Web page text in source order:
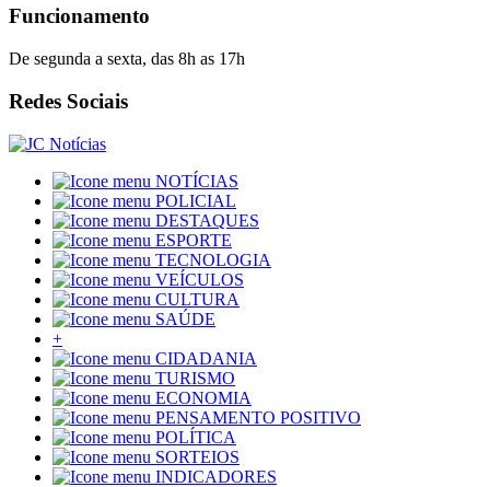
Funcionamento
De segunda a sexta, das 8h as 17h
Redes Sociais
NOTÍCIAS
POLICIAL
DESTAQUES
ESPORTE
TECNOLOGIA
VEÍCULOS
CULTURA
SAÚDE
+
CIDADANIA
TURISMO
ECONOMIA
PENSAMENTO POSITIVO
POLÍTICA
SORTEIOS
INDICADORES